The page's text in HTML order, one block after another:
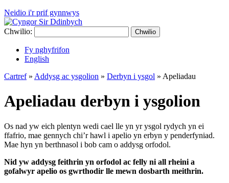
Neidio i'r prif gynnwys
Chwilio: Chwilio
Fy nghyfrifon
English
Cartref» Addysg ac ysgolion » Derbyn i ysgol » Apeliadau
Apeliadau derbyn i ysgolion
Os nad yw eich plentyn wedi cael lle yn yr ysgol rydych yn ei
ffafrio, mae gennych chi’r hawl i apelio yn erbyn y penderfyniad.
Mae hyn yn berthnasol i bob cam o addysg orfodol.
Nid yw addysg feithrin yn orfodol ac felly ni all rheini a
gofalwyr apelio os gwrthodir lle mewn dosbarth meithrin.